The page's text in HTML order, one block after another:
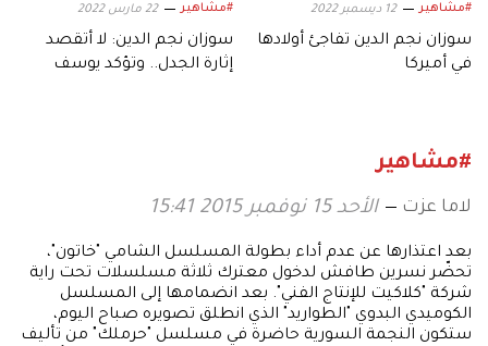
#مشاهير 12 ديسمبر 2022
سوزان نجم الدين تفاجئ أولادها
في أميركا
#مشاهير 22 مارس 2022
سوزان نجم الدين: لا أتقصد
إثارة الجدل.. وتؤكد يوسف
#مشاهير
لاما عزت الأحد 15 نوفمبر 2015 15:41
بعد اعتذارها عن عدم أداء بطولة المسلسل الشامي "خاتون"،
تحضّر نسرين طافش لدخول معترك ثلاثة مسلسلات تحت راية
شركة "كلاكيت للإنتاج الفني". بعد انضمامها إلى المسلسل
الكوميدي البدوي "الطواريد" الذي انطلق تصويره صباح اليوم،
ستكون النجمة السورية حاضرة في مسلسل "حرملك" من تأليف